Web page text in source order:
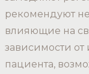
рекомендуют
влияющие на
зависимости
пациента,